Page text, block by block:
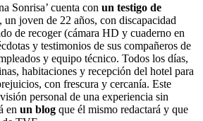
Sonrisa’ cuenta con un testigo de
un joven de 22 años, con discapacidad
de recoger (cámara HD y cuaderno en
y testimonios de sus compañeros de
y equipo técnico. Todos los días,
habitaciones y recepción del hotel para
con frescura y cercanía. Este
personal de una experiencia sin
en un blog que él mismo redactará y que